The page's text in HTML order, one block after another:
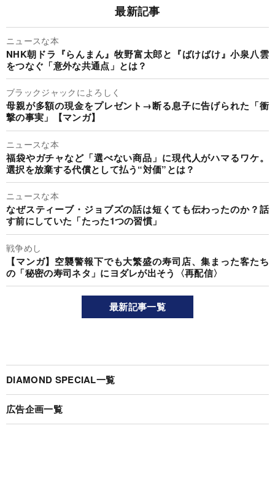
最新記事
ニュースな本
NHK朝ドラ『らんまん』牧野富太郎と『ばけばけ』小泉八雲
をつなぐ「意外な共通点」とは？
ブラックジャックによろしく
母親が多額の現金をプレゼント→断る息子に告げられた「衝
撃の事実」【マンガ】
ニュースな本
福袋やガチャなど「選べない商品」に現代人がハマるワケ。
選択を放棄する代償として払う“対価”とは？
ニュースな本
なぜスティーブ・ジョブズの話は短くても伝わったのか？話
す前にしていた「たった1つの習慣」
戦争めし
【マンガ】空襲警報下でも大繁盛の寿司店、集まった客たち
の「秘密の寿司ネタ」にヨダレが出そう〈再配信〉
最新記事一覧
DIAMOND SPECIAL一覧
広告企画一覧